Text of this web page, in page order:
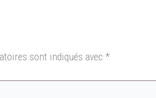
sont indiqués avec *